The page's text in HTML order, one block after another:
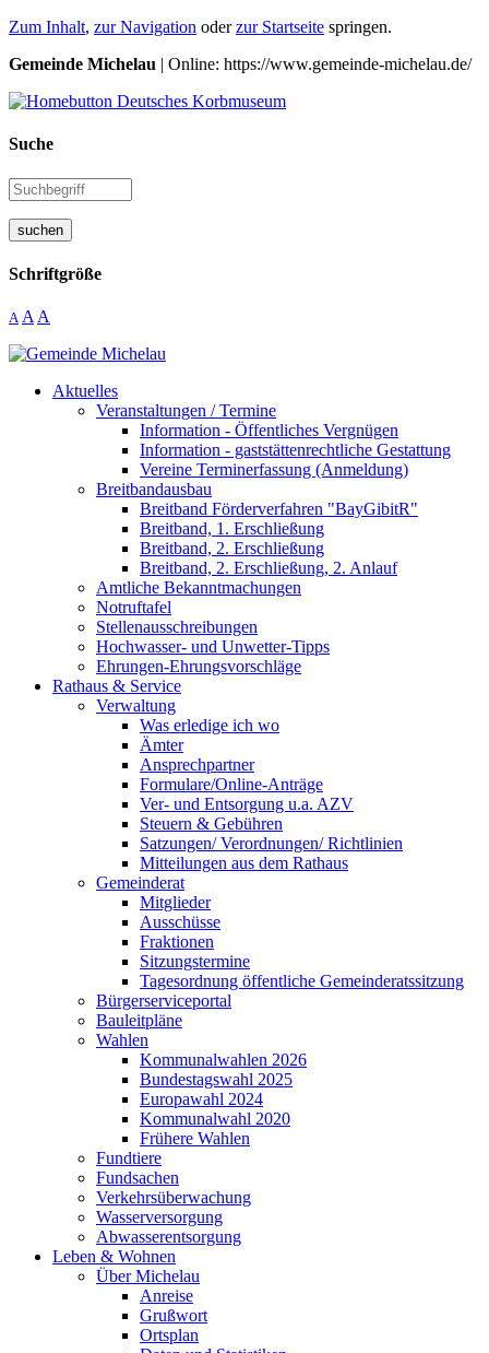
Zum Inhalt, zur Navigation oderzur Startseite springen.
Gemeinde Michelau | Online: https://www.gemeinde-michelau.de/
Suche
suchen
Schriftgröße
A A A
Aktuelles
Veranstaltungen / Termine
Information - Öffentliches Vergnügen
Information - gaststättenrechtliche Gestattung
Vereine Terminerfassung (Anmeldung)
Breitbandausbau
Breitband Förderverfahren "BayGibitR"
Breitband, 1. Erschließung
Breitband, 2. Erschließung
Breitband, 2. Erschließung, 2. Anlauf
Amtliche Bekanntmachungen
Notruftafel
Stellenausschreibungen
Hochwasser- und Unwetter-Tipps
Ehrungen-Ehrungsvorschläge
Rathaus & Service
Verwaltung
Was erledige ich wo
Ämter
Ansprechpartner
Formulare/Online-Anträge
Ver- und Entsorgung u.a. AZV
Steuern & Gebühren
Satzungen/ Verordnungen/ Richtlinien
Mitteilungen aus dem Rathaus
Gemeinderat
Mitglieder
Ausschüsse
Fraktionen
Sitzungstermine
Tagesordnung öffentliche Gemeinderatssitzung
Bürgerserviceportal
Bauleitpläne
Wahlen
Kommunalwahlen 2026
Bundestagswahl 2025
Europawahl 2024
Kommunalwahl 2020
Frühere Wahlen
Fundtiere
Fundsachen
Verkehrsüberwachung
Wasserversorgung
Abwasserentsorgung
Leben & Wohnen
Über Michelau
Anreise
Grußwort
Ortsplan